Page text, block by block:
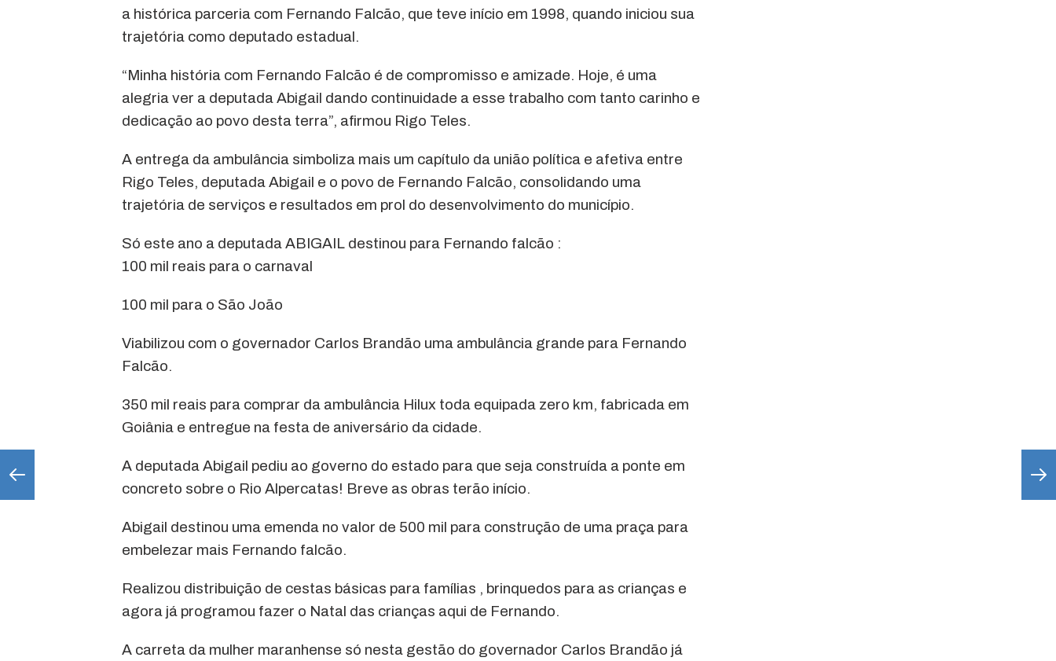
a histórica parceria com Fernando Falcão, que teve início em 1998, quando iniciou sua
trajetória como deputado estadual.
“Minha história com Fernando Falcão é de compromisso e amizade. Hoje, é uma
alegria ver a deputada Abigail dando continuidade a esse trabalho com tanto carinho e
dedicação ao povo desta terra”, afirmou Rigo Teles.
A entrega da ambulância simboliza mais um capítulo da união política e afetiva entre
Rigo Teles, deputada Abigail e o povo de Fernando Falcão, consolidando uma
trajetória de serviços e resultados em prol do desenvolvimento do município.
Só este ano a deputada ABIGAIL destinou para Fernando falcão :
100 mil reais para o carnaval
100 mil para o São João
Viabilizou com o governador Carlos Brandão uma ambulância grande para Fernando
Falcão.
350 mil reais para comprar da ambulância Hilux toda equipada zero km, fabricada em
Goiânia e entregue na festa de aniversário da cidade.
A deputada Abigail pediu ao governo do estado para que seja construída a ponte em
concreto sobre o Rio Alpercatas! Breve as obras terão início.
Abigail destinou uma emenda no valor de 500 mil para construção de uma praça para
embelezar mais Fernando falcão.
Realizou distribuição de cestas básicas para famílias , brinquedos para as crianças e
agora já programou fazer o Natal das crianças aqui de Fernando.
A carreta da mulher maranhense só nesta gestão do governador Carlos Brandão já